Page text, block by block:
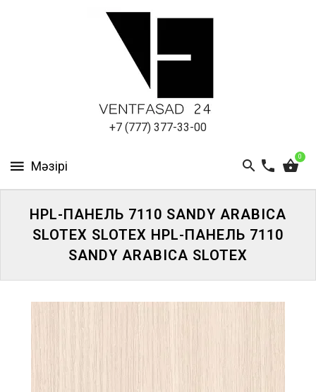
+7 (777) 377-33-00
0
ПАНЕЛИ
ПАРОЛЬДІ
ҰМЫТТЫҢЫЗ
HPL-ПАНЕЛЬ 7110 SANDY ARABICA
SLOTEX SLOTEX HPL-ПАНЕЛЬ 7110
SANDY ARABICA SLOTEX